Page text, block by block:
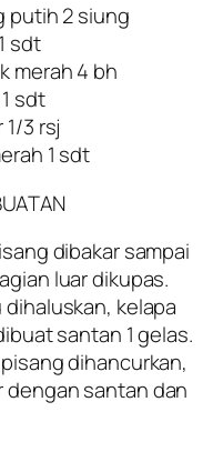
putih 2 siung
sdt
merah 4 bh
sdt
1/3 rsj
1 sdt
dibakar sampai
luar dikupas.
dihaluskan, kelapa
santan 1 gelas.
dihancurkan,
dengan santan dan